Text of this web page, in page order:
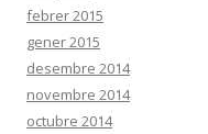
febrer 2015
gener 2015
desembre 2014
novembre 2014
octubre 2014